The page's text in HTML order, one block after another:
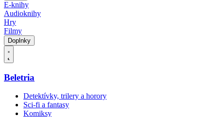
E-knihy
Audioknihy
Hry
Filmy
Doplnky
Beletria
Detektívky, trilery a horory
Sci-fi a fantasy
Komiksy